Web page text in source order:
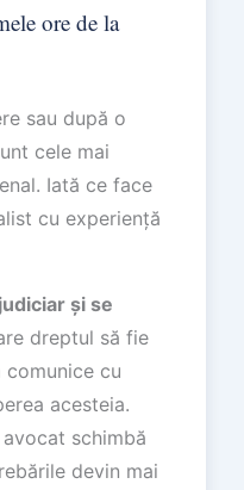
ore de la
sau după o
cele mai
Iată ce face
cu experiență
și se
dreptul să fie
comunice cu
acesteia.
schimbă
devin mai